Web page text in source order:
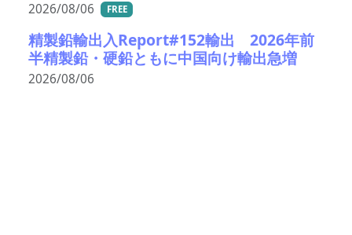
2026/08/06 FREE
精製鉛輸出入Report#152輸出 2026年前
半精製鉛・硬鉛ともに中国向け輸出急増
2026/08/06